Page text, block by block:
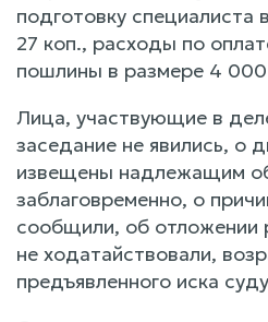
подготовку специалиста
27 коп., расходы по
пошлины в размере 4
Лица, участвующие в
заседание не явились, о
извещены надлежащим
заблаговременно, о
сообщили, об отложении
не ходатайствовали,
предъявленного иска